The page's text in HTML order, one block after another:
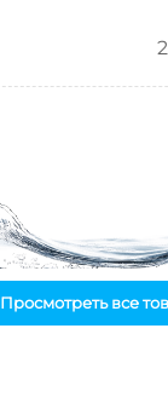
Просмотреть все